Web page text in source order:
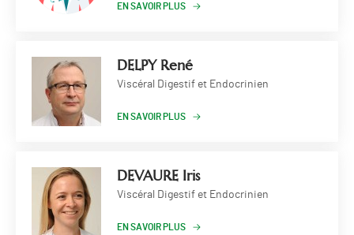
EN SAVOIR PLUS
DELPY René
Viscéral Digestif et Endocrinien
EN SAVOIR PLUS
DEVAURE Iris
Viscéral Digestif et Endocrinien
EN SAVOIR PLUS